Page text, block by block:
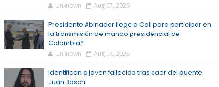
Unknown Aug 07, 2026
Presidente Abinader llega a Cali para participar en
la transmisión de mando presidencial de
Colombia*
Unknown Aug 07, 2026
Identifican a joven fallecido tras caer del puente
Juan Bosch